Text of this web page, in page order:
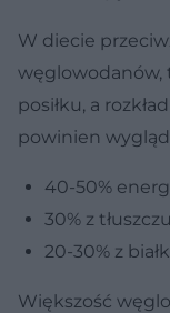
W diecie
węglowodanów,
posiłku, a
powinien
40-50%
30% z
20-30% z
Większość